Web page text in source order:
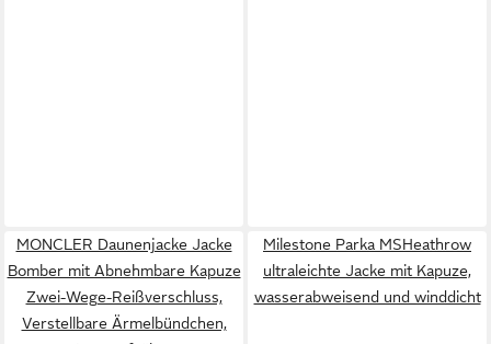
MONCLER Daunenjacke Jacke
Bomber mit Abnehmbare Kapuze
Zwei-Wege-Reißverschluss,
Verstellbare Ärmelbündchen,
Milestone Parka MSHeathrow
ultraleichte Jacke mit Kapuze,
wasserabweisend und winddicht